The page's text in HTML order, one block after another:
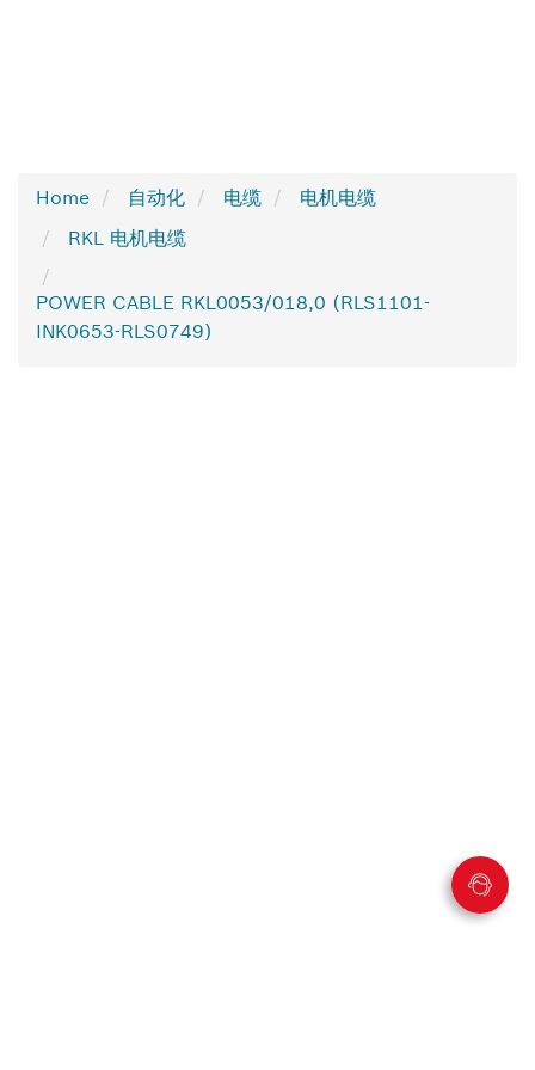
Home 自动化 电缆
电机电缆
RKL 电机电缆
POWER CABLE RKL0053/018,0 (RLS1101-
INK0653-RLS0749)